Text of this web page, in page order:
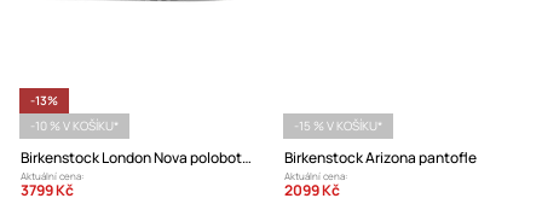
-13%
-10 % V KOŠÍKU*
Birkenstock London Nova polobotky na plochém podpatku pánské
Aktuální cena:
3799 Kč
-15 % V KOŠÍKU*
Birkenstock Arizona pantofle
Aktuální cena:
2099 Kč